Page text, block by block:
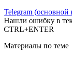
Telegram (основной
Нашли ошибку в
CTRL+ENTER
Материалы по теме